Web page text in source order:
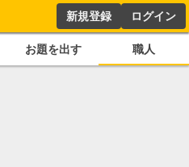
新規登録 ログイン
お題を出す 職人